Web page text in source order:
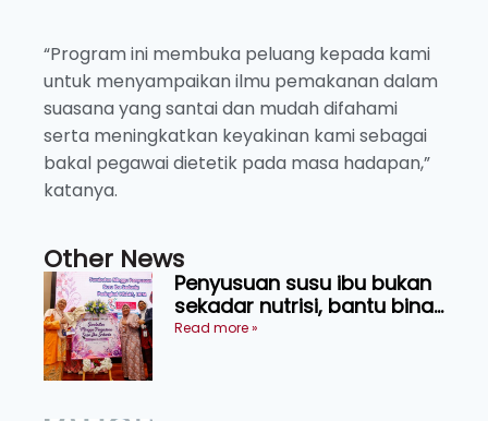
“Program ini membuka peluang kepada kami
untuk menyampaikan ilmu pemakanan dalam
suasana yang santai dan mudah difahami
serta meningkatkan keyakinan kami sebagai
bakal pegawai dietetik pada masa hadapan,”
katanya.
Other News
Penyusuan susu ibu bukan
sekadar nutrisi, bantu bina
generasi lebih sihat
Read more »